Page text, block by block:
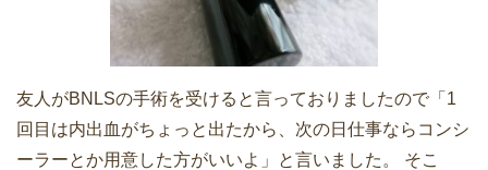
友人がBNLSの手術を受けると言っておりましたので「1
回目は内出血がちょっと出たから、次の日仕事ならコンシ
ーラーとか用意した方がいいよ」と言いました。 そこ